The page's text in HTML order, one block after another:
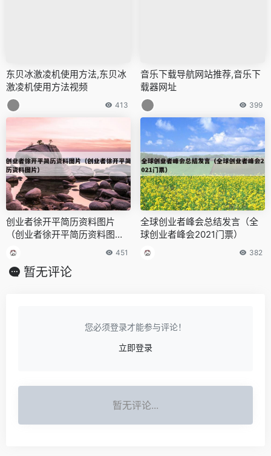
东贝冰激凌机使用方法,东贝冰
激凌机使用方法视频
413
音乐下载导航网站推荐,音乐下
载器网址
399
创业者徐开平简历资料图片
（创业者徐开平简历资料图
片）
451
全球创业者峰会总结发言（全
球创业者峰会2021门票）
382
暂无评论
您必须登录才能参与评论！
立即登录
暂无评论...